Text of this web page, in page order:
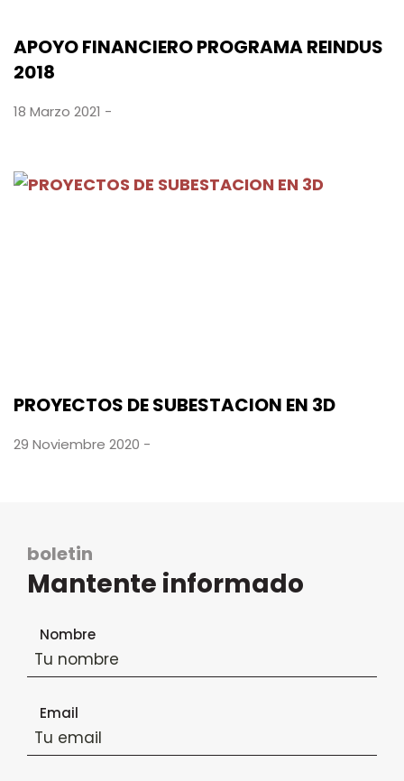
APOYO FINANCIERO PROGRAMA REINDUS
2018
18 Marzo 2021 -
PROYECTOS DE SUBESTACION EN 3D
29 Noviembre 2020 -
boletin
Mantente informado
Formulario de suscripción al boletín
Nombre
Email